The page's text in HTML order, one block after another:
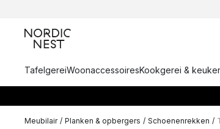
TafelgereiWoonaccessoiresKookgerei &
Meubilair / Planken & opbergers / Schoenenrekken /